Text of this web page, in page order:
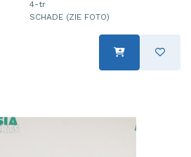
4-tr
SCHADE (ZIE FOTO)